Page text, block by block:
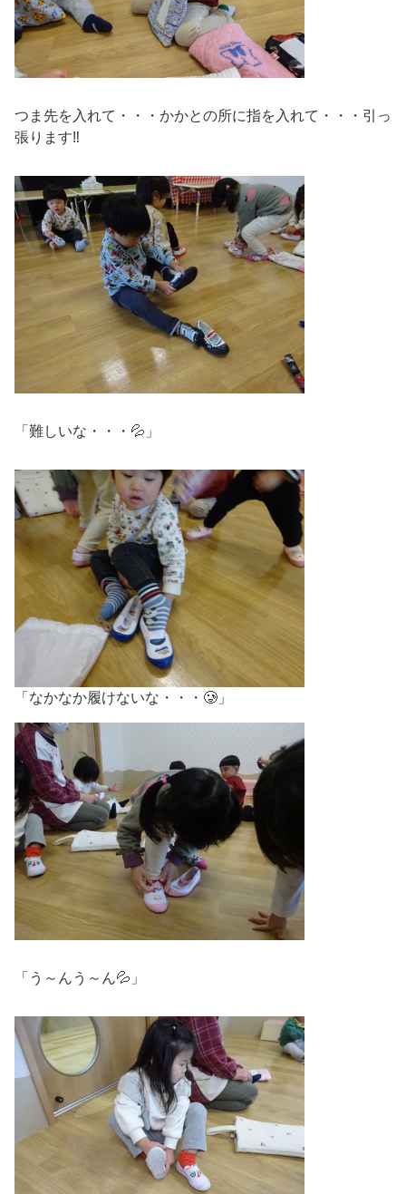
つま先を入れて・・・かかとの所に指を入れて・・・引っ
張ります‼️
「難しいな・・・💦」
「なかなか履けないな・・・🥲」
「う～んう～ん💦」